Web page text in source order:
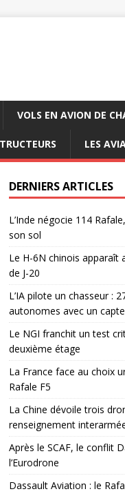
VOLS EN AVION DE
LES
DERNIERS ARTICLES
L’Inde négocie 114
son sol
Le H-6N chinois apparaît
de J-20
L’IA pilote un chasseur :
autonomes avec un
Le NGI franchit un test
deuxième étage
La France face au choix
Rafale F5
La Chine dévoile trois
renseignement
Après le SCAF, le conflit
l’Eurodrone
Dassault Aviation : le